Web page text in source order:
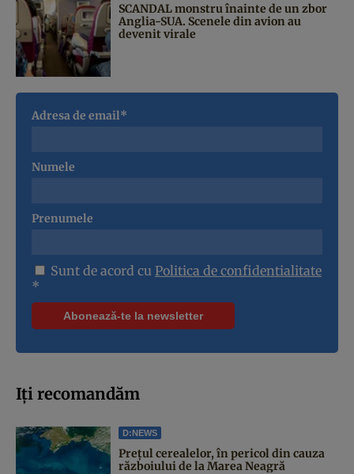
SCANDAL monstru înainte de un zbor
Anglia-SUA. Scenele din avion au
devenit virale
Adresa de email*
Numele
Prenumele
Sunt de acord cu Politica de confidentialitate
*
Iți recomandăm
D:NEWS
Prețul cerealelor, în pericol din cauza
războiului de la Marea Neagră